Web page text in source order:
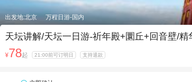
出发地:北京 万程日游-国内
天坛讲解/天坛一日游-祈年殿+圜丘+回音壁/
¥78起 21:00前可订明日 支持退款